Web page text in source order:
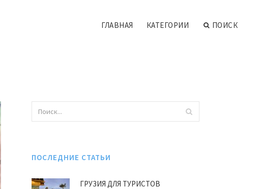
ГЛАВНАЯ КАТЕГОРИИ ПОИСК
ПОСЛЕДНИЕ СТАТЬИ
ГРУЗИЯ ДЛЯ ТУРИСТОВ